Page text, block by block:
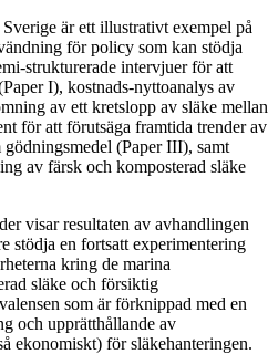
är ett illustrativt exempel på
för policy som kan stödja
strukturerade intervjuer för att
I), kostnads-nyttoanalys av
av ett kretslopp av släke mellan
för att förutsäga framtida trender av
(Paper III), samt
av färsk och komposterad släke
visar resultaten av avhandlingen
stödja en fortsatt experimentering
kring de marina
släke och försiktig
som är förknippad med en
och upprätthållande av
ekonomiskt) för släkehanteringen.